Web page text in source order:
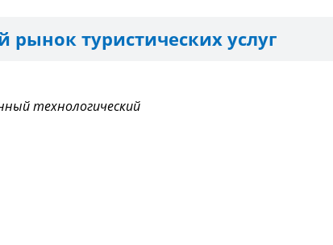
туристических услуг
технологический